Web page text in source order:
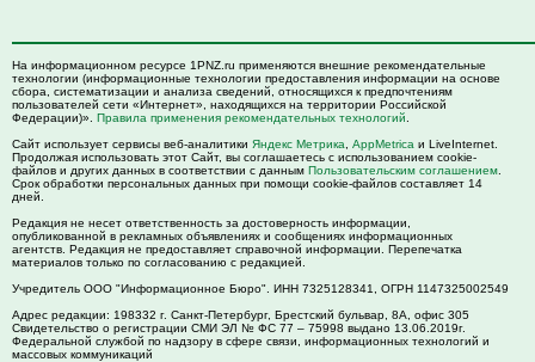
На информационном ресурсе 1PNZ.ru применяются внешние рекомендательные
технологии (информационные технологии предоставления информации на основе
сбора, систематизации и анализа сведений, относящихся к предпочтениям
пользователей сети «Интернет», находящихся на территории Российской
Федерации)». Правила применения рекомендательных технологий
Сайт использует сервисы веб-аналитики Яндекс Метрика AppMetrica и LiveInternet.
Продолжая использовать этот Сайт, вы соглашаетесь с использованием cookie-
файлов и других данных в соответствии с данным Пользовательским соглашением
Срок обработки персональных данных при помощи cookie-файлов составляет 14
дней.
Редакция не несет ответственность за достоверность информации,
опубликованной в рекламных объявлениях и сообщениях информационных
агентств. Редакция не предоставляет справочной информации. Перепечатка
материалов только по согласованию с редакцией.
Учредитель ООО "Информационное Бюро". ИНН 7325128341, ОГРН 1147325002549
Адрес редакции: 198332 г. Санкт-Петербург, Брестский бульвар, 8А, офис 305
Свидетельство о регистрации СМИ ЭЛ № ФС 77 – 75998 выдано 13.06.2019г.
Федеральной службой по надзору в сфере связи, информационных технологий и
массовых коммуникаций